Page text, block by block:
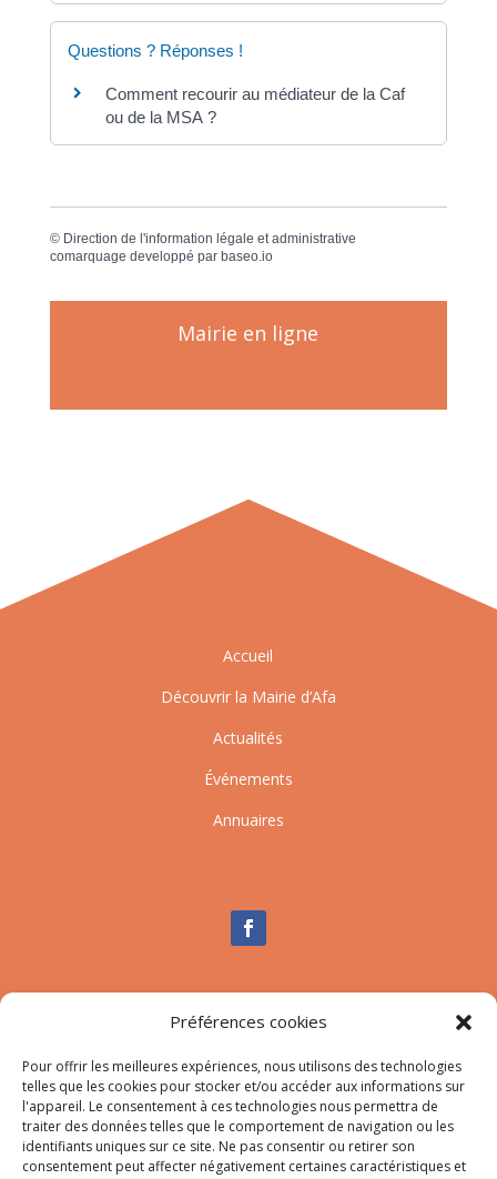
Préférences cookies
Pour offrir les meilleures expériences, nous utilisons des technologies
telles que les cookies pour stocker et/ou accéder aux informations sur
l'appareil. Le consentement à ces technologies nous permettra de
traiter des données telles que le comportement de navigation ou les
identifiants uniques sur ce site. Ne pas consentir ou retirer son
consentement peut affecter négativement certaines caractéristiques et
Questions ? Réponses !
Comment recourir au médiateur de la Caf
ou de la MSA ?
© Direction de l'information légale et administrative
comarquage developpé par baseo.io
Mairie en ligne
Accueil
Découvrir la Mairie d’Afa
Actualités
Événements
Annuaires
Nous contacter
Mail:secretariat-mairie@afa.corsica
Adresse :785 Strada d’Afà – Merria 20167 Afa